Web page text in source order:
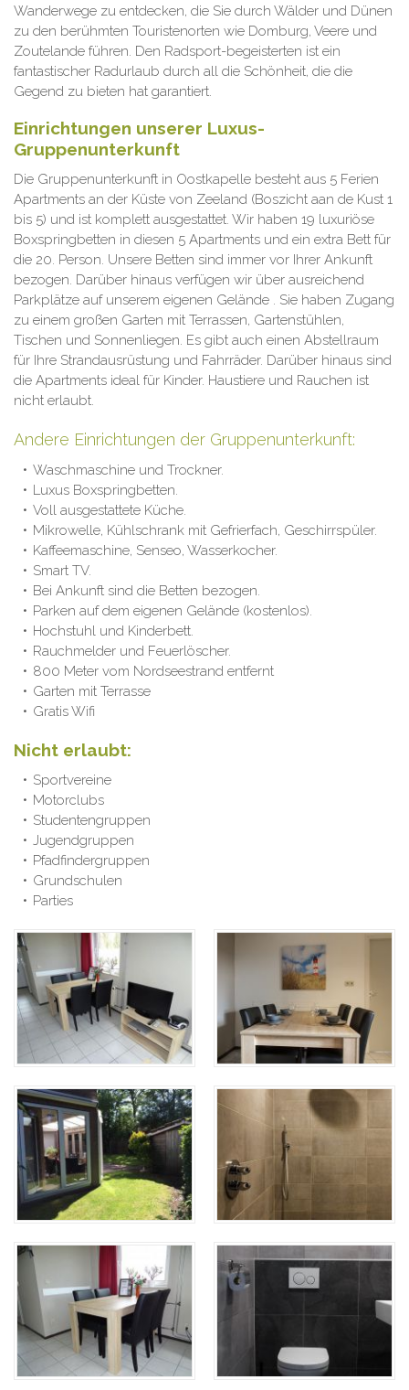
Wanderwege zu entdecken, die Sie durch Wälder und Dünen
zu den berühmten Touristenorten wie Domburg, Veere und
Zoutelande führen. Den Radsport-begeisterten ist ein
fantastischer Radurlaub durch all die Schönheit, die die
Gegend zu bieten hat garantiert.
Einrichtungen unserer Luxus-
Gruppenunterkunft
Die Gruppenunterkunft in Oostkapelle besteht aus 5 Ferien
Apartments an der Küste von Zeeland (Boszicht aan de Kust 1
bis 5) und ist komplett ausgestattet. Wir haben 19 luxuriöse
Boxspringbetten in diesen 5 Apartments und ein extra Bett für
die 20. Person. Unsere Betten sind immer vor Ihrer Ankunft
bezogen. Darüber hinaus verfügen wir über ausreichend
Parkplätze auf unserem eigenen Gelände . Sie haben Zugang
zu einem großen Garten mit Terrassen, Gartenstühlen,
Tischen und Sonnenliegen. Es gibt auch einen Abstellraum
für Ihre Strandausrüstung und Fahrräder. Darüber hinaus sind
die Apartments ideal für Kinder. Haustiere und Rauchen ist
nicht erlaubt.
Andere Einrichtungen der Gruppenunterkunft:
Waschmaschine und Trockner.
Luxus Boxspringbetten.
Voll ausgestattete Küche.
Mikrowelle, Kühlschrank mit Gefrierfach, Geschirrspüler.
Kaffeemaschine, Senseo, Wasserkocher.
Smart TV.
Bei Ankunft sind die Betten bezogen.
Parken auf dem eigenen Gelände (kostenlos).
Hochstuhl und Kinderbett.
Rauchmelder und Feuerlöscher.
800 Meter vom Nordseestrand entfernt
Garten mit Terrasse
Gratis Wifi
Nicht erlaubt:
Sportvereine
Motorclubs
Studentengruppen
Jugendgruppen
Pfadfindergruppen
Grundschulen
Parties